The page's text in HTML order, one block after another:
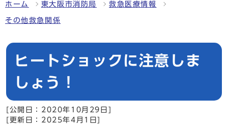
ホーム 東大阪市消防局 救急医療情報
その他救急関係
ヒートショックに注意しま
しょう！
[公開日：2020年10月29日]
[更新日：2025年4月1日]